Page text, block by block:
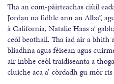
Tha an com-pàirteachas ciùil
Jordan na fìdhle ann an Alba”,
à California, Natalie Haas a’
ceòl beothail. Tha iad air a bhith
bliadhna agus fèisean agus
air inbhe ceòl traidiseanta a
cluiche aca a’ còrdadh gu mòr